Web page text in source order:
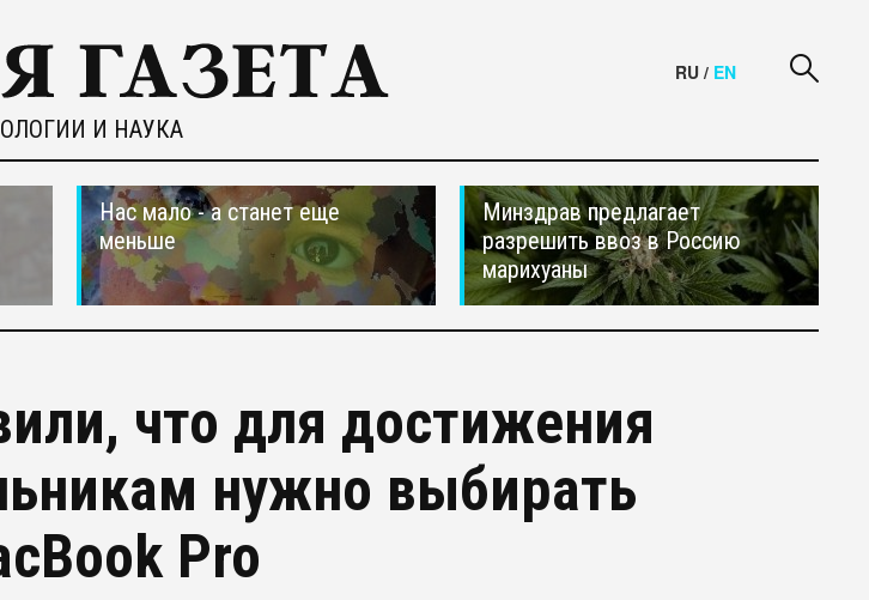
И НАУКА
RU / EN
Нас мало - а станет еще
меньше
Минздрав предлагает
разрешить ввоз в Россию
марихуаны
что для достижения
нужно выбирать
Pro